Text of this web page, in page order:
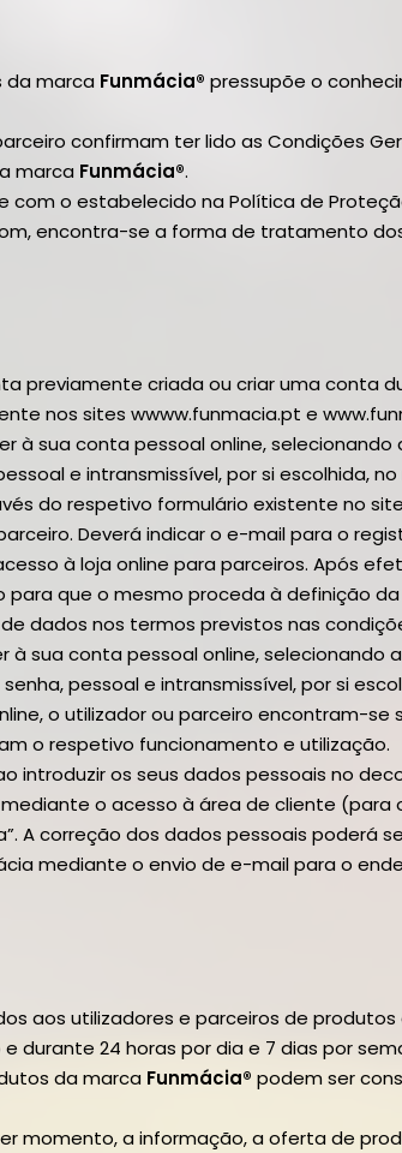
da marca Funmácia® pressupõe o
confirmam ter lido as Condições
marca Funmácia®.
o estabelecido na Política de
encontra-se a forma de tratamento
previamente criada ou criar uma conta
nos sites wwww.funmacia.pt e
sua conta pessoal online,
e intransmissível, por si escolhida,
do respetivo formulário existente no
Deverá indicar o e-mail para o
à loja online para parceiros. Após
que o mesmo proceda à definição
dados nos termos previstos nas
sua conta pessoal online, selecionando
pessoal e intransmissível, por si
o utilizador ou parceiro encontram-
o respetivo funcionamento e utilização.
introduzir os seus dados pessoais no
o acesso à área de cliente
A correção dos dados pessoais poderá
mediante o envio de e-mail para o
aos utilizadores e parceiros de
durante 24 horas por dia e 7 dias por
da marca Funmácia® podem ser
momento, a informação, a oferta de